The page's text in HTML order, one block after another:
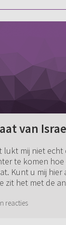
van
lukt mij niet
te komen
Kunt u mij
zit het met de
reacties